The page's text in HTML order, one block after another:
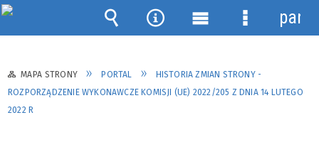
MAPA STRONY PORTAL
HISTORIA ZMIAN STRONY -
ROZPORZĄDZENIE WYKONAWCZE KOMISJI (UE) 2022/205 Z DNIA 14 LUTEGO
2022 R
Wyszukiwarka
Narzędzia
Menu Menu
panel